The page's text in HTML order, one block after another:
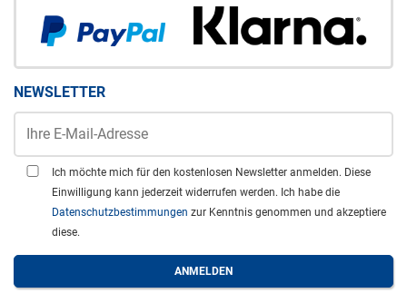
NEWSLETTER
Ich möchte mich für den kostenlosen Newsletter anmelden. Diese
Einwilligung kann jederzeit widerrufen werden. Ich habe die
Datenschutzbestimmungen zur Kenntnis genommen und akzeptiere
diese.